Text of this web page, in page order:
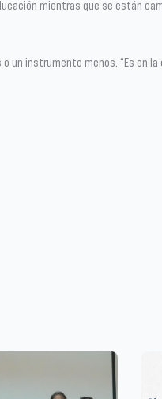
mientras que se están
un instrumento menos. “Es en